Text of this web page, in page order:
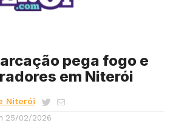
pega fogo e
em Niterói
Niterói
25/02/2026